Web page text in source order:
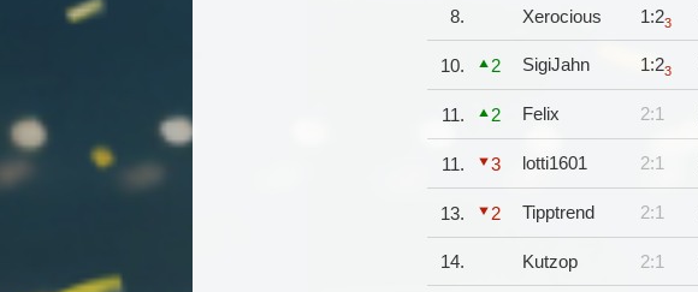
8. Xerocious 1:23
10. 2 SigiJahn 1:23
11. 2 Felix 2:1
11. 3 lotti1601 2:1
13. 2 Tipptrend 2:1
14. Kutzop 2:1